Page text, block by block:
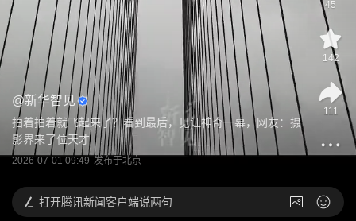
@新华智见
拍着拍着就飞起来了？看到最后，见证神奇一幕，网友：摄
影界来了位天才
2026-07-01 09:49 发布于北京
45
142
111
打开腾讯新闻客户端说两句